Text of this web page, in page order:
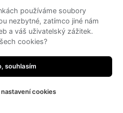
používáme soubory
nezbytné, zatímco jiné nám
a váš uživatelský zážitek.
cookies?
souhlasím
cookies